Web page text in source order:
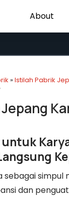
About
»Istilah Pabrik
untuk
sebagai
dan